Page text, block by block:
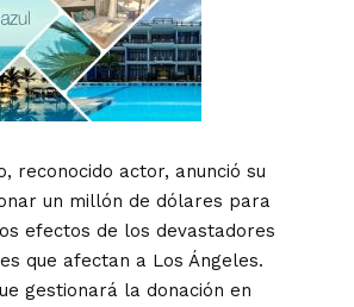
reconocido actor, anunció su
un millón de dólares para
efectos de los devastadores
que afectan a Los Ángeles.
gestionará la donación en